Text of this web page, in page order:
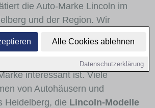
Alle Cookies ablehnen
Datenschutzerklärung
die Auto-Marke Lincoln im
und der Region. Wir
Fahrzeugklassen Lincoln stark
Modellreihen häufig im Stadt-
zu sehen sind und für welche
interessant ist. Viele
von Autohäusern und
Heidelberg, die Lincoln-Modelle